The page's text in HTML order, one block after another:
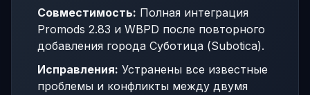
Совместимость: Полная интеграция
Promods 2.83 и WBPD после повторного
добавления города Суботица (Subotica).
Исправления: Устранены все известные
проблемы и конфликты между двумя